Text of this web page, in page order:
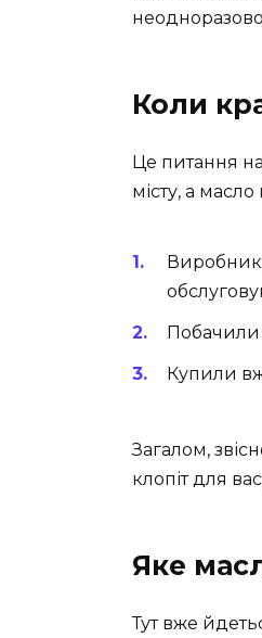
Коли
Це питання
місту, а
Виробник
Побачили
Купили
Загалом,
клопіт для
Яке
Тут вже